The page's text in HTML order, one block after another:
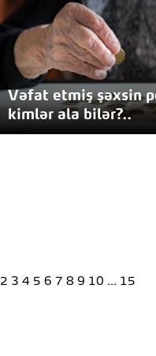
Vəfat etmiş şəxsin
kimlər ala bilər?..
2 3 4 5 6 7 8 9 10 ... 15